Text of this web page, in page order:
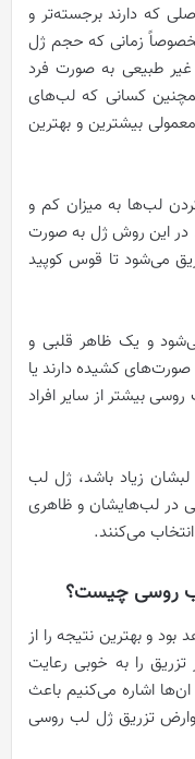
که دارند برجسته‌تر و
زمانی که حجم ژل
طبیعی به صورت فرد
کسانی که لب‌های
بیشترین و بهترین
لب‌ها به میزان کم و
در این روش ژل به صورت
می‌شود تا قوس کوپید
و یک ظاهر قلبی و
صورت‌های کشیده دارند یا
بیشتر از سایر افراد
زیاد باشد، ژل لب
در لب‌هایشان و ظاهری
می‌کنند.
روسی چیست؟
و بهترین نتیجه را از
را به خوبی رعایت
اشاره می‌کنیم باعث
تزریق ژل لب روسی